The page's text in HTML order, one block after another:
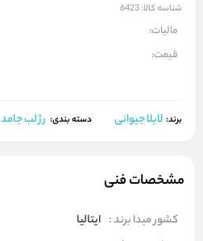
شناسه کالا:6423
مالیات:
قیمت:
برند: لابلا جیوانی دسته بندی: رژ لب جامد
مشخصات فنی
کشور مبدا برند : ایتالیا